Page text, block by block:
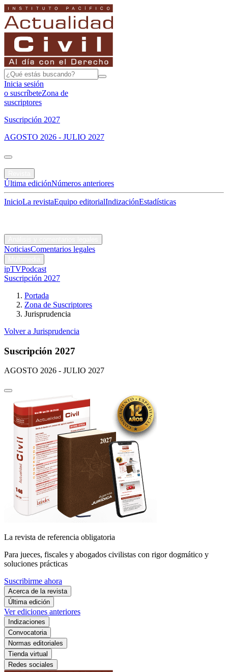
Inicia sesión
o suscríbeteZona de
suscriptores
Suscripción 2027
AGOSTO 2026 - JULIO 2027
Última ediciónNúmeros anteriores
InicioLa revistaEquipo editorialIndizaciónEstadísticas
NoticiasComentarios legales
ipTVPodcast
Suscripción 2027
Portada
Zona de Suscriptores
Jurisprudencia
Volver a Jurisprudencia
Suscripción 2027
AGOSTO 2026 - JULIO 2027
La revista de referencia obligatoria
Para jueces, fiscales y abogados civilistas con rigor dogmático y
soluciones prácticas
Suscribirme ahora
Acerca de la revista
Última edición
Ver ediciones anteriores
Indizaciones
Convocatoria
Normas editoriales
Tienda virtual
Redes sociales